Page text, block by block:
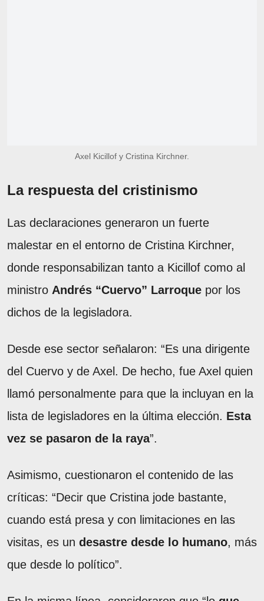
Axel Kicillof y Cristina Kirchner.
La respuesta del cristinismo
Las declaraciones generaron un fuerte
malestar en el entorno de Cristina Kirchner,
donde responsabilizan tanto a Kicillof como al
ministro Andrés “Cuervo” Larroque por los
dichos de la legisladora.
Desde ese sector señalaron: “Es una dirigente
del Cuervo y de Axel. De hecho, fue Axel quien
llamó personalmente para que la incluyan en la
lista de legisladores en la última elección. Esta
vez se pasaron de la raya”.
Asimismo, cuestionaron el contenido de las
críticas: “Decir que Cristina jode bastante,
cuando está presa y con limitaciones en las
visitas, es un desastre desde lo humano, más
que desde lo político”.